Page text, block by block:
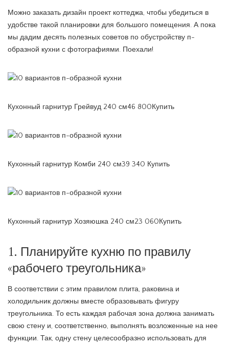
Можно заказать дизайн проект коттеджа, чтобы убедиться в
удобстве такой планировки для большого помещения. А пока
мы дадим десять полезных советов по обустройству п-
образной кухни с фотографиями. Поехали!
Кухонный гарнитур Грейвуд 240 см46 800Купить
Кухонный гарнитур Комби 240 см39 340 Купить
Кухонный гарнитур Хозяюшка 240 см23 060Купить
1. Планируйте кухню по правилу
«рабочего треугольника»
В соответствии с этим правилом плита, раковина и
холодильник должны вместе образовывать фигуру
треугольника. То есть каждая рабочая зона должна занимать
свою стену и, соответственно, выполнять возложенные на нее
функции. Так, одну стену целесообразно использовать для